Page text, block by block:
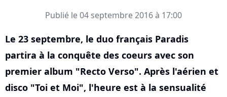
Publié le 04 septembre 2016 à 17:00
Le 23 septembre, le duo français Paradis
partira à la conquête des coeurs avec son
premier album "Recto Verso". Après l'aérien et
disco "Toi et Moi", l'heure est à la sensualité